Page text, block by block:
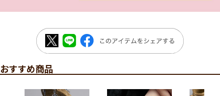
おすすめ商品